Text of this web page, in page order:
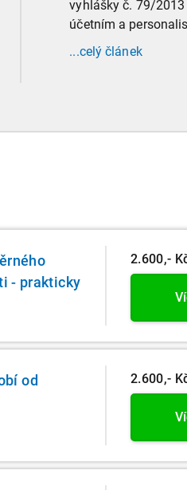
vyhlášky č. 79/
účetním a
administrativu
prohlídkami.
...celý článek
- prakticky
2.600,-
od
2.600,-